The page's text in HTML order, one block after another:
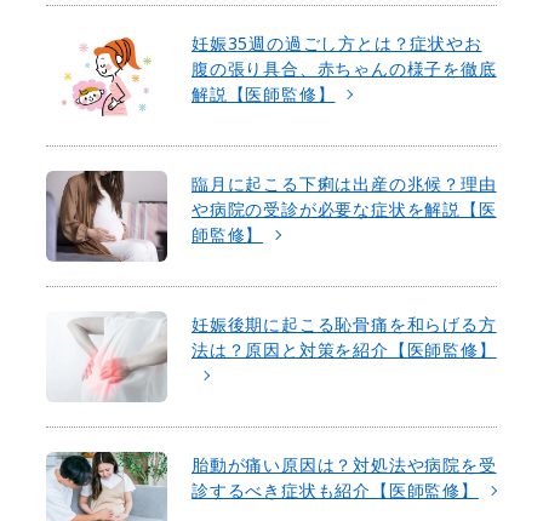
妊娠35週の過ごし方とは？症状やお
腹の張り具合、赤ちゃんの様子を徹底
解説【医師監修】
臨月に起こる下痢は出産の兆候？理由
や病院の受診が必要な症状を解説【医
師監修】
妊娠後期に起こる恥骨痛を和らげる方
法は？原因と対策を紹介【医師監修】
胎動が痛い原因は？対処法や病院を受
診するべき症状も紹介【医師監修】